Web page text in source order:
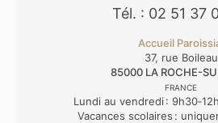
Tél. : 02 51 37
Accueil
37, rue Boileau
85000 LA ROCHE-
FRANCE
Lundi au vendredi :
Vacances scolaires :